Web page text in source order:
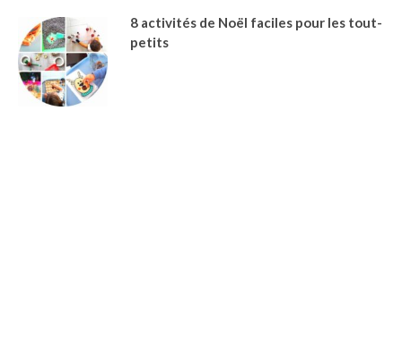
8 activités de Noël faciles pour les tout-
petits